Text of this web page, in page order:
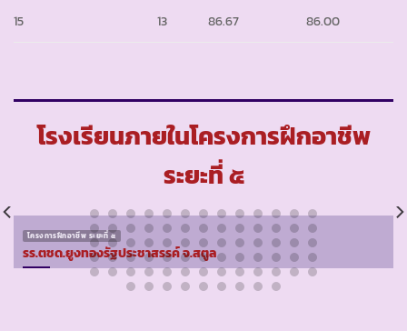
15 13 86.67 86.00
โรงเรียนภายในโครงการฝึกอาชีพ
ระยะที่ ๕
โครงการฝึกอาชีพ ระยะที่ ๕
รร.ตชด.ยูงทองรัฐประชาสรรค์ จ.สตูล